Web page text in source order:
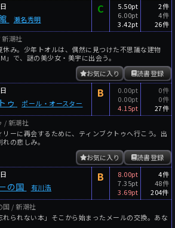
瀬名秀明
C
5.50pt
6.00pt
3.42pt
2件
4件
26件
新潮社
休み。少年トオルは、偶然に見つけた不思議な建物
」で、謎の美少女・美宇に出会う。
読書登録
お気に入り
ゥ ポール・オースター
B
0.00pt
0.00pt
4.15pt
0件
0件
27件
/ 新潮社
リーに再会するために、ティンブクトゥへ行こう。出
の悲しみ。
読書登録
お気に入り
の国 有川浩
B
8.00pt
7.35pt
3.69pt
4件
48件
204件
国 / 新潮社
れられない本」そこから始まったメールの交換。あな